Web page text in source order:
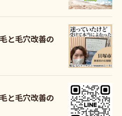
と毛穴改善の
と毛穴改善の